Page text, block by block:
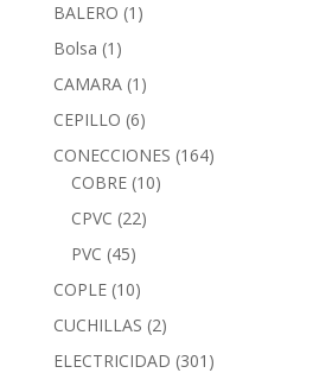
BALERO (1)
Bolsa (1)
CAMARA (1)
CEPILLO (6)
CONECCIONES (164)
COBRE (10)
CPVC (22)
PVC (45)
COPLE (10)
CUCHILLAS (2)
ELECTRICIDAD (301)